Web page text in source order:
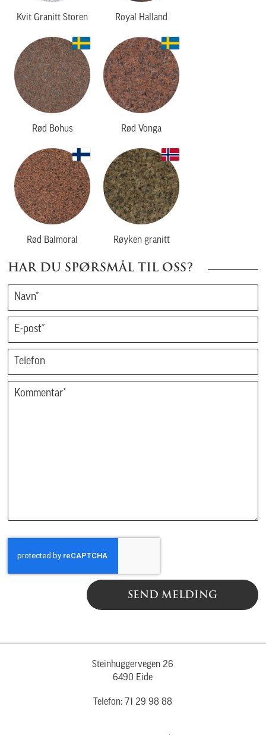
Kvit Granitt Storen Royal Halland
Rød Bohus Rød Vonga
Rød Balmoral Røyken granitt
HAR DU SPØRSMÅL TIL OSS?
SEND MELDING
Steinhuggervegen 26
6490 Eide
Telefon: 71 29 98 88